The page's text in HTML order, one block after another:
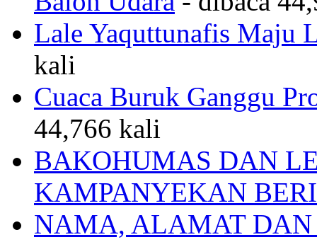
Lale Yaquttunafis Maju
kali
Cuaca Buruk Ganggu
44,766 kali
BAKOHUMAS DAN
KAMPANYEKAN
NAMA, ALAMAT DAN